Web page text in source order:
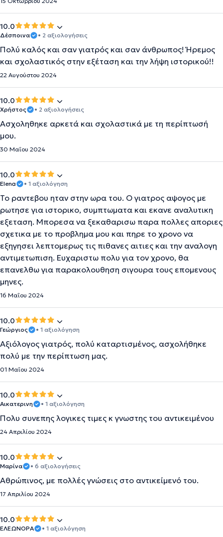
10.0
Δέσποινα • 2 αξιολογήσεις
Πολύ καλός και σαν γιατρός και σαν άνθρωπος! Ήρεμος
και σχολαστικός στην εξέταση και την λήψη ιστορικού!!
22 Αυγούστου 2024
10.0
Χρήστος • 2 αξιολογήσεις
Ασχοληθηκε αρκετά και σχολαστικά με τη περίπτωσή
μου.
30 Μαΐου 2024
10.0
Elena • 1 αξιολόγηση
Το ραντεβου ηταν στην ωρα του. Ο γιατρος αψογος με
ρωτησε για ιστορικο, συμπτωματα και εκανε αναλυτικη
εξεταση. Μπορεσα να ξεκαθαρισω παρα πολλες αποριες
σχετικα με το προβλημα μου και πηρε το χρονο να
εξηγησει λεπτομερως τις πιθανες αιτιες και την αναλογη
αντιμετωπιση. Ευχαριστω πολυ για τον χρονο, θα
επανελθω για παρακολουθηση σιγουρα τους επομενους
μηνες.
16 Μαΐου 2024
10.0
Γεώργιος • 1 αξιολόγηση
Αξιόλογος γιατρός, πολύ καταρτισμένος, ασχολήθηκε
πολύ με την περίπτωση μας.
01 Μαΐου 2024
10.0
Αικατερινη • 1 αξιολόγηση
Πολυ συνεπης λογικες τιμες κ γνωστης του αντικειμένου
24 Απριλίου 2024
10.0
Μαρίνα • 6 αξιολογήσεις
Αθρώπινος, με πολλές γνώσεις στο αντικείμενό του.
17 Απριλίου 2024
10.0
ΕΛΕΩΝΟΡΑ • 1 αξιολόγηση